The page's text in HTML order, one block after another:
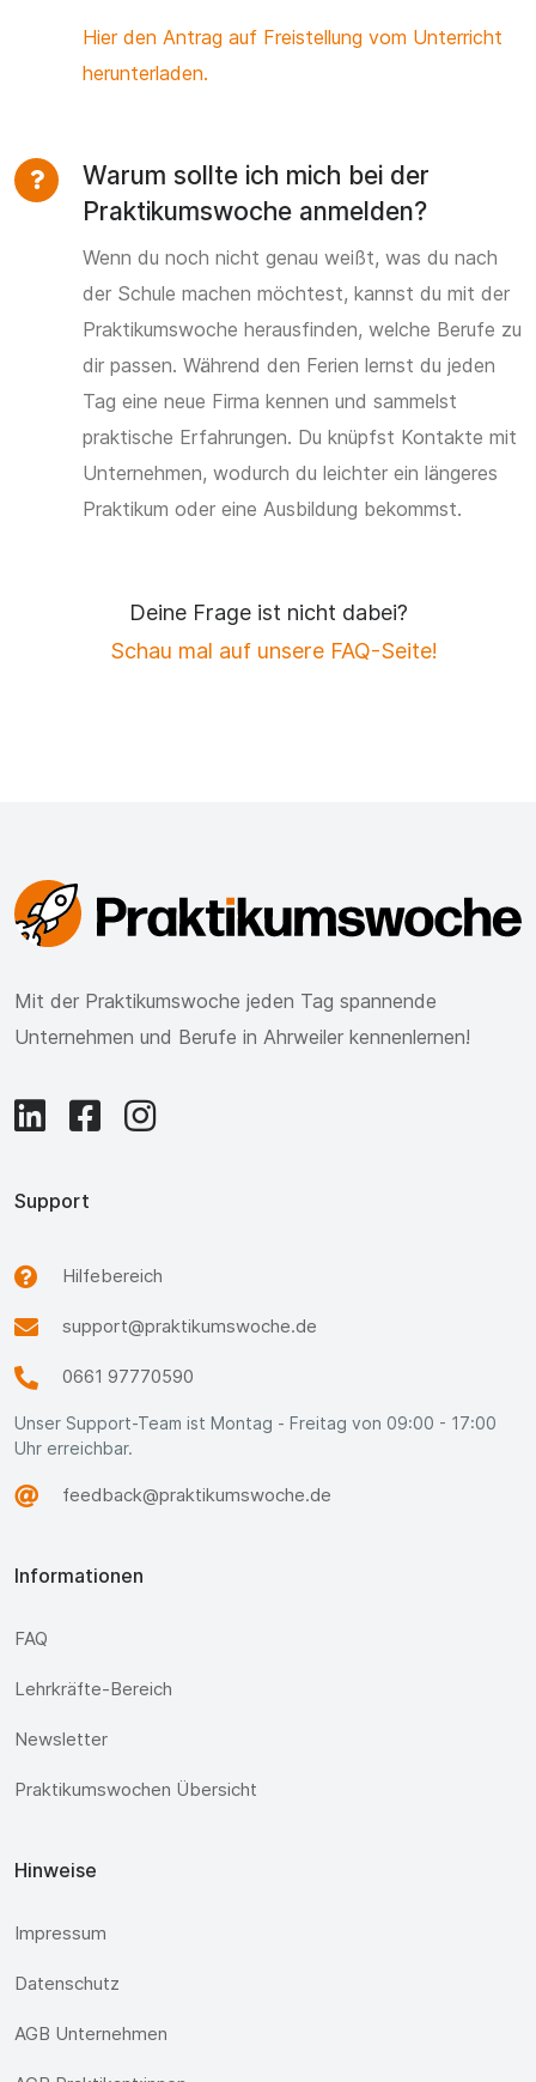
Hier den Antrag auf Freistellung vom Unterricht
herunterladen.
Warum sollte ich mich bei der
Praktikumswoche anmelden?
Wenn du noch nicht genau weißt, was du nach
der Schule machen möchtest, kannst du mit der
Praktikumswoche herausfinden, welche Berufe zu
dir passen. Während den Ferien lernst du jeden
Tag eine neue Firma kennen und sammelst
praktische Erfahrungen. Du knüpfst Kontakte mit
Unternehmen, wodurch du leichter ein längeres
Praktikum oder eine Ausbildung bekommst.
Deine Frage ist nicht dabei?
Schau mal auf unsere FAQ-Seite!
Mit der Praktikumswoche jeden Tag spannende
Unternehmen und Berufe in Ahrweiler kennenlernen!
Support
Hilfebereich
support@praktikumswoche.de
0661 97770590
Unser Support-Team ist Montag - Freitag von 09:00 - 17:00
Uhr erreichbar.
feedback@praktikumswoche.de
Informationen
FAQ
Lehrkräfte-Bereich
Newsletter
Praktikumswochen Übersicht
Hinweise
Impressum
Datenschutz
AGB Unternehmen